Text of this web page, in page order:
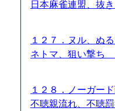
日本麻雀連盟、抜
１２７．ヌル、ぬ
ネトマ、狙い撃ち
１２８．ノーガー
不聴親流れ、不聴